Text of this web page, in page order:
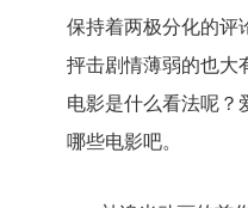
保持着两极分化的评
抨击剧情薄弱的也大
电影是什么看法呢？
哪些电影吧。